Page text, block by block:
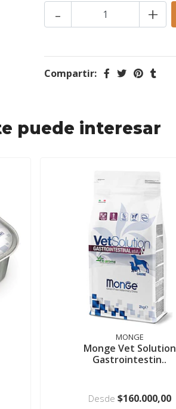
- +
Compartir:
puede interesar
MONGE
Monge Vet Solution
Gastrointestin..
Desde $160.000,00